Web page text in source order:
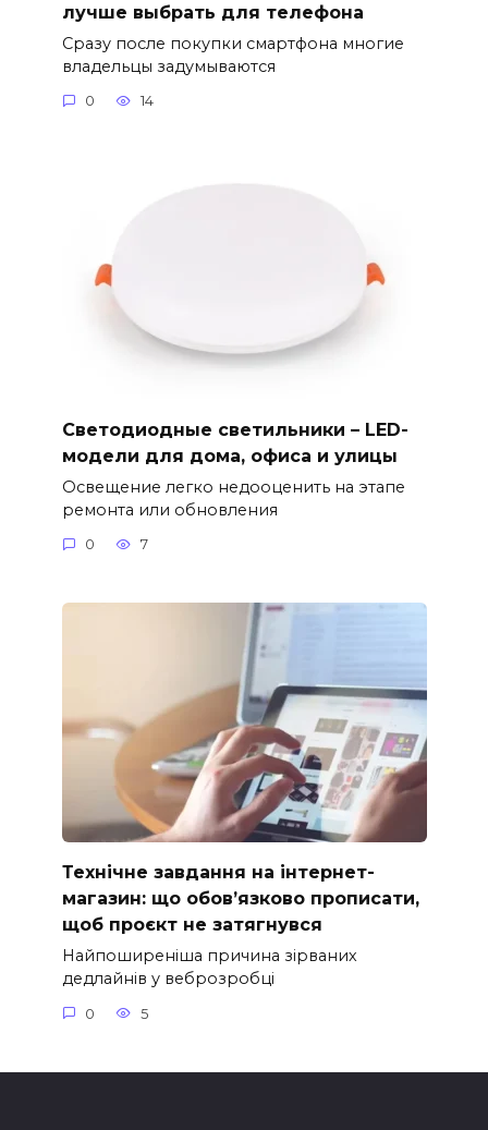
лучше выбрать для телефона
Сразу после покупки смартфона многие
владельцы задумываются
0 14
Светодиодные светильники – LED-
модели для дома, офиса и улицы
Освещение легко недооценить на этапе
ремонта или обновления
0 7
Технічне завдання на інтернет-
магазин: що обов’язково прописати,
щоб проєкт не затягнувся
Найпоширеніша причина зірваних
дедлайнів у веброзробці
0 5